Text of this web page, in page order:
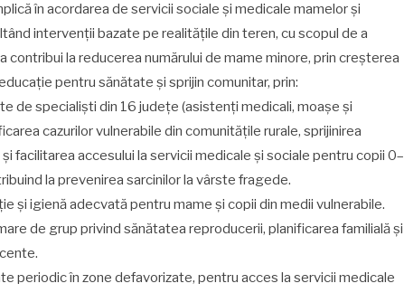
în acordarea de servicii sociale și medicale mamelor și
intervenții bazate pe realitățile din teren, cu scopul de a
contribui la reducerea numărului de mame minore, prin creșterea
pentru sănătate și sprijin comunitar, prin:
de specialiști din 16 județe (asistenți medicali, moașe și
cazurilor vulnerabile din comunitățile rurale, sprijinirea
facilitarea accesului la servicii medicale și sociale pentru copii 0–
la prevenirea sarcinilor la vârste fragede.
și igienă adecvată pentru mame și copii din medii vulnerabile.
de grup privind sănătatea reproducerii, planificarea familială și
periodic în zone defavorizate, pentru acces la servicii medicale